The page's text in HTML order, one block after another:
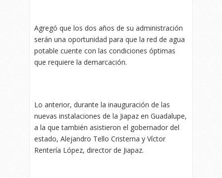
Agregó que los dos años de su administración
serán una oportunidad para que la red de agua
potable cuente con las condiciones óptimas
que requiere la demarcación.
Lo anterior, durante la inauguración de las
nuevas instalaciones de la Jiapaz en Guadalupe,
a la que también asistieron el gobernador del
estado, Alejandro Tello Cristerna y Víctor
Rentería López, director de Jiapaz.